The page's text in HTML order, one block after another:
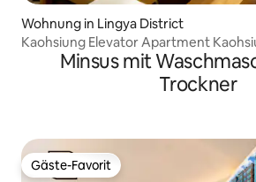
Wohnung in Lingya District
Kaohsiung Elevator Apartment
Center Haiyin Hall Guangrong Pier,
Department Store, Kaohsiung Bozi,
Warehouse, Kaohsiung Liya Ziqiang
Minsus mit
Trockner
Gäste-Favorit
Gäste-Favorit